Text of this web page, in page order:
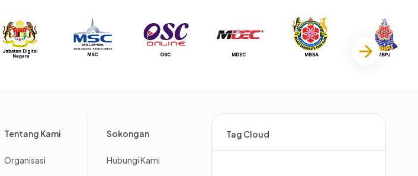
Tentang Kami
Organisasi
Sokongan
Hubungi Kami
Tag Cloud